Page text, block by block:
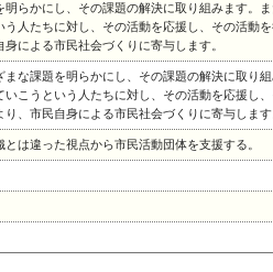
明らかにし、その課題の解決に取り組みます。
う人たちに対し、その活動を応援し、その活動
による市民社会づくりに寄与します。
まな課題を明らかにし、その課題の解決に取り
いこうという人たちに対し、その活動を応援し
り、市民自身による市民社会づくりに寄与します
は違った視点から市民活動団体を支援する。